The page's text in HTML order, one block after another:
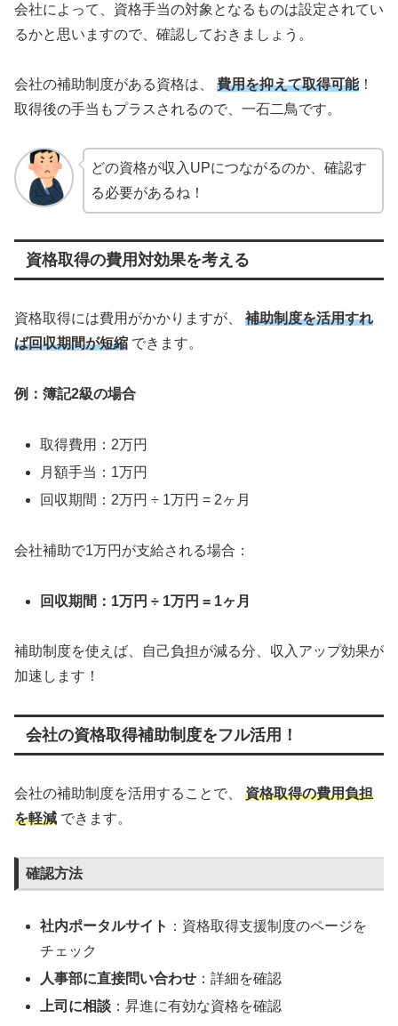
会社によって、資格手当の対象となるものは設定されてい
るかと思いますので、確認しておきましょう。
会社の補助制度がある資格は、 費用を抑えて取得可能！
取得後の手当もプラスされるので、一石二鳥です。
どの資格が収入UPにつながるのか、確認す
る必要があるね！
資格取得の費用対効果を考える
資格取得には費用がかかりますが、 補助制度を活用すれ
ば回収期間が短縮 できます。
例：簿記2級の場合
取得費用：2万円
月額手当：1万円
回収期間：2万円 ÷ 1万円 = 2ヶ月
会社補助で1万円が支給される場合：
回収期間：1万円 ÷ 1万円 = 1ヶ月
補助制度を使えば、自己負担が減る分、収入アップ効果が
加速します！
会社の資格取得補助制度をフル活用！
会社の補助制度を活用することで、 資格取得の費用負担
を軽減 できます。
確認方法
社内ポータルサイト ：資格取得支援制度のページを
チェック
人事部に直接問い合わせ ：詳細を確認
上司に相談 ：昇進に有効な資格を確認